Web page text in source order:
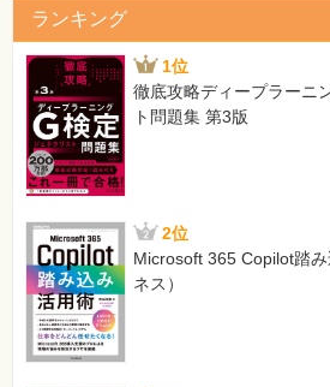
ランキング
1位
徹底攻略ディープラーニ
ト問題集 第3版
2位
Microsoft 365 Copilot踏
ネス）